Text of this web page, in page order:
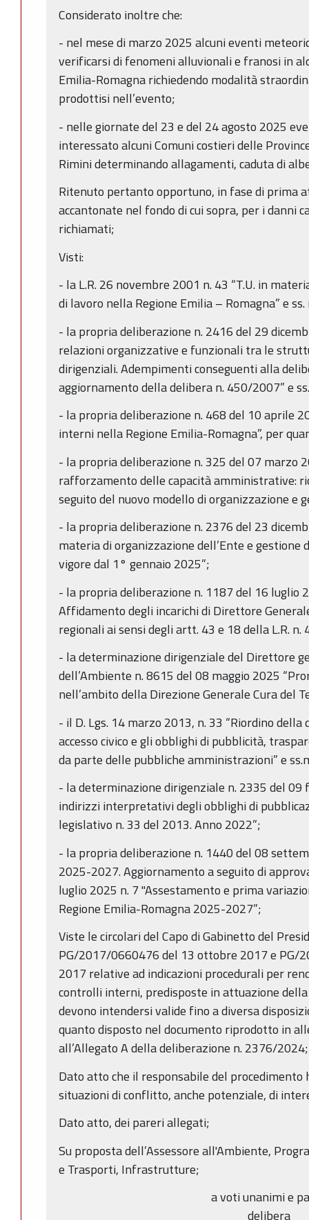
Considerato inoltre che:
- nel mese di marzo 2025 alcuni eventi
verificarsi di fenomeni alluvionali e franosi in
Emilia-Romagna richiedendo modalità
prodottisi nell’evento;
- nelle giornate del 23 e del 24 agosto 2025
interessato alcuni Comuni costieri delle
Rimini determinando allagamenti, caduta di
Ritenuto pertanto opportuno, in fase di prima
accantonate nel fondo di cui sopra, per i danni
richiamati;
Visti:
- la L.R. 26 novembre 2001 n. 43 “T.U. in
di lavoro nella Regione Emilia – Romagna” e ss.
- la propria deliberazione n. 2416 del 29
relazioni organizzative e funzionali tra le
dirigenziali. Adempimenti conseguenti alla
aggiornamento della delibera n. 450/2007” e
- la propria deliberazione n. 468 del 10 aprile
interni nella Regione Emilia-Romagna”, per
- la propria deliberazione n. 325 del 07 marzo
rafforzamento delle capacità amministrative:
seguito del nuovo modello di organizzazione e
- la propria deliberazione n. 2376 del 23
materia di organizzazione dell’Ente e
vigore dal 1° gennaio 2025”;
- la propria deliberazione n. 1187 del 16 luglio
Affidamento degli incarichi di Direttore
regionali ai sensi degli artt. 43 e 18 della L.R. n.
- la determinazione dirigenziale del Direttore
dell’Ambiente n. 8615 del 08 maggio 2025
nell’ambito della Direzione Generale Cura del
- il D. Lgs. 14 marzo 2013, n. 33 “Riordino
accesso civico e gli obblighi di pubblicità,
da parte delle pubbliche amministrazioni” e
- la determinazione dirigenziale n. 2335 del
indirizzi interpretativi degli obblighi di
legislativo n. 33 del 2013. Anno 2022”;
- la propria deliberazione n. 1440 del 08
2025-2027. Aggiornamento a seguito di
luglio 2025 n. 7 "Assestamento e prima
Regione Emilia-Romagna 2025-2027”;
Viste le circolari del Capo di Gabinetto del
PG/2017/0660476 del 13 ottobre 2017 e PG/
2017 relative ad indicazioni procedurali per
controlli interni, predisposte in attuazione
devono intendersi valide fino a diversa
quanto disposto nel documento riprodotto in
all’Allegato A della deliberazione n. 2376/2024;
Dato atto che il responsabile del
situazioni di conflitto, anche potenziale, di
Dato atto, dei pareri allegati;
Su proposta dell’Assessore all'Ambiente,
e Trasporti, Infrastrutture;
a voti unanimi e
delibera